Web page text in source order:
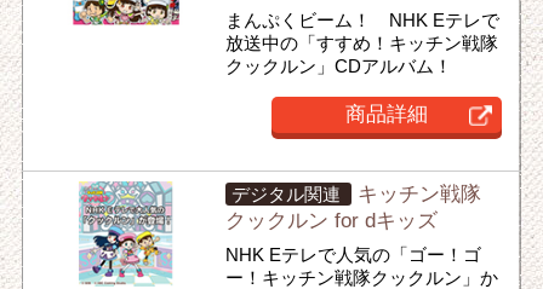
まんぷくビーム！ NHK Eテレで
放送中の「すすめ！キッチン戦隊
クックルン」CDアルバム！
商品詳細
デジタル関連
キッチン戦隊
クックルン for dキッズ
NHK Eテレで人気の「ゴー！ゴ
ー！キッチン戦隊クックルン」か